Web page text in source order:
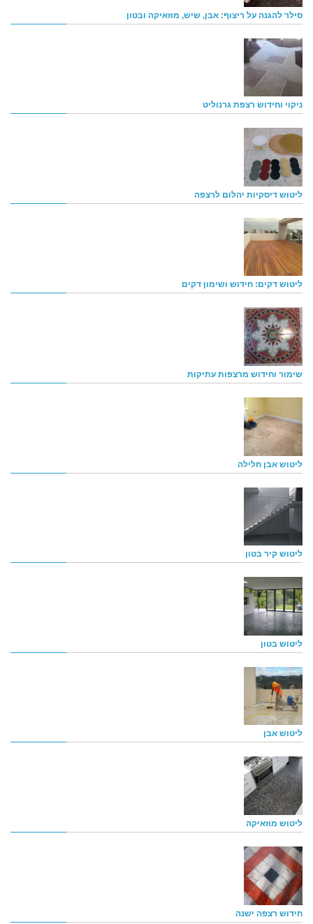
סילר להגנה על ריצוף: אבן, שיש, מוזאיקה ובטון
ניקוי וחידוש רצפת גרנוליט
ליטוש דיסקיות יהלום לרצפה
ליטוש דקים: חידוש ושימון דקים
שימור וחידוש מרצפות עתיקות
ליטוש אבן חלילה
ליטוש קיר בטון
ליטוש בטון
ליטוש אבן
ליטוש מוזאיקה
חידוש רצפה ישנה